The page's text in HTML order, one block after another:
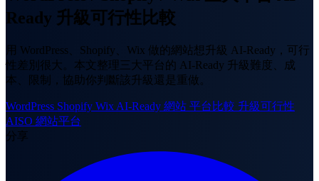
Ready 升級可行性比較
用 WordPress、Shopify、Wix 做的網站想升級 AI-Ready，可行
性差別很大。本文整理三大平台的 AI-Ready 升級難度、成
本、限制，協助你判斷該升級還是重做。
WordPress Shopify Wix AI-Ready 網站 平台比較 升級可行性
AISO 網站平台
分享